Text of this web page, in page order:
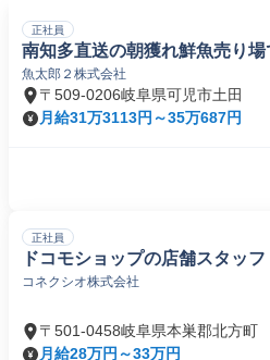
正社員
南知多直送の朝獲れ鮮魚売り
魚太郎２株式会社
〒509-0206岐阜県可児市土田
月給31万3113円～35万687円
正社員
ドコモショップの店舗スタッフ
コネクシオ株式会社
〒501-0458岐阜県本巣郡北方町
月給28万円～33万円